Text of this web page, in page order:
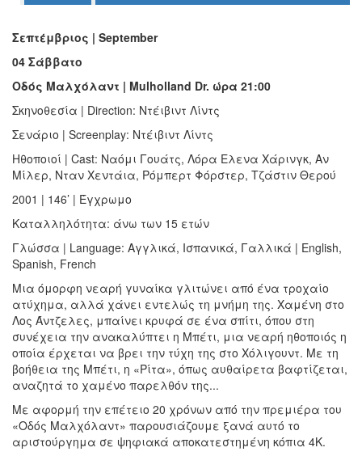
ΜΑΣ
ΔΗΜΟΣ
ΠΟΛΙΤΙΣΜΟΣ
ΑΝΘΕΚΤΙΚΗ
ΠΟΛΗ
Σεπτέμβριος | September
04 Σάββατο
Οδός Μαλχόλαντ | Mulholland Dr. ώρα 21:00
Σκηνοθεσία | Direction: Ντέιβιντ Λίντς
Σενάριο | Screenplay: Ντέιβιντ Λίντς
Ηθοποιοί | Cast: Ναόμι Γουάτς, Λόρα Ελενα Χάρινγκ, Αν
Μίλερ, Νταν Χεντάια, Ρόμπερτ Φόρστερ, Τζάστιν Θερού
2001 | 146’ | Έγχρωμο
Καταλληλότητα: άνω των 15 ετών
Γλώσσα | Language: Αγγλικά, Ισπανικά, Γαλλικά | English,
Spanish, French
Μια όμορφη νεαρή γυναίκα γλιτώνει από ένα τροχαίο
ατύχημα, αλλά χάνει εντελώς τη μνήμη της. Χαμένη στο
Λος Άντζελες, μπαίνει κρυφά σε ένα σπίτι, όπου στη
συνέχεια την ανακαλύπτει η Μπέτι, μια νεαρή ηθοποιός η
οποία έρχεται να βρει την τύχη της στο Χόλιγουντ. Με τη
βοήθεια της Μπέτι, η «Ρίτα», όπως αυθαίρετα βαφτίζεται,
αναζητά το χαμένο παρελθόν της...
Με αφορμή την επέτειο 20 χρόνων από την πρεμιέρα του
«Οδός Μαλχόλαντ» παρουσιάζουμε ξανά αυτό το
αριστούργημα σε ψηφιακά αποκατεστημένη κόπια 4Κ.